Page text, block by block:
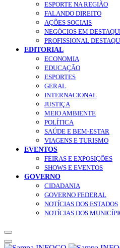
ESPORTE NA REGIÃO
FALANDO DIREITO
AÇÕES SOCIAIS
NEGÓCIOS EM
PROFISSIONAL
EDITORIAL
ECONOMIA
EDUCAÇÃO
ESPORTES
GERAL
INTERNACIONAL
JUSTIÇA
MEIO AMBIENTE
POLÍTICA
SAÚDE E BEM-ESTAR
VIAGENS E TURISMO
EVENTOS
FEIRAS E EXPOSIÇÕES
SHOWS E EVENTOS
GOVERNO
CIDADANIA
GOVERNO FEDERAL
NOTÍCIAS DOS ESTADOS
NOTÍCIAS DOS